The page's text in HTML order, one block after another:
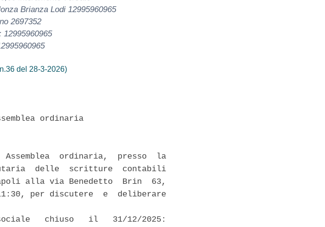
Brianza Lodi 12995960965
2697352
12995960965
del 28-3-2026)
ordinaria
Assemblea  ordinaria,  presso  la
delle  scritture  contabili
alla via Benedetto  Brin  63,
per discutere  e  deliberare
chiuso   il   31/12/2025: